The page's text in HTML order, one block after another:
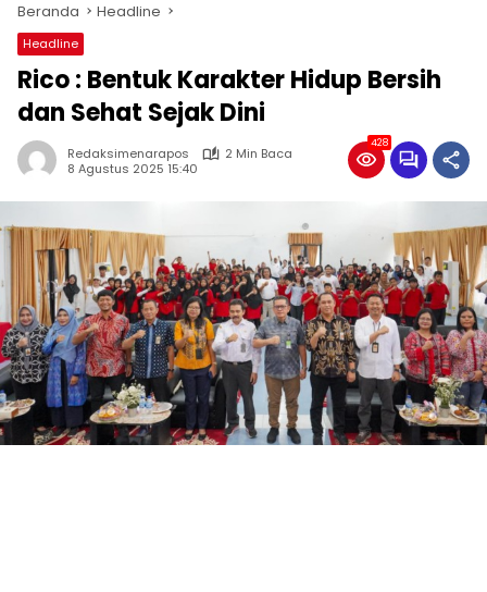
Beranda Headline
Headline
Rico : Bentuk Karakter Hidup Bersih
dan Sehat Sejak Dini
Redaksimenarapos
2 Min Baca
8 Agustus 2025 15:40
428